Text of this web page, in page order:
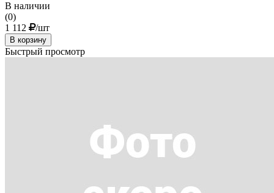
В наличии
(0)
1 112
/шт
В корзину
Быстрый просмотр